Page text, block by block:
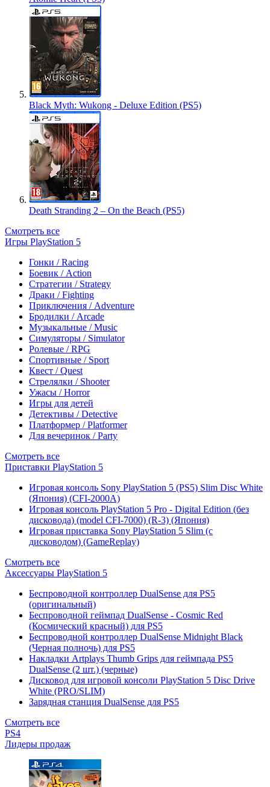
Black Myth: Wukong - Deluxe Edition (PS5)
Death Stranding 2 – On the Beach (PS5)
Смотреть все
Игры PlayStation 5
Гонки / Racing
Боевик / Action
Стратегии / Strategy
Драки / Fighting
Приключения / Adventure
Бродилки / Arcade
Музыкальные / Music
Симуляторы / Simulator
Ролевые / RPG
Спортивные / Sport
Квест / Quest
Стрелялки / Shooter
Ужасы / Horror
Игры для детей
Детективы / Detective
Платформер / Platformer
Для вечеринок / Party
Смотреть все
Приставки PlayStation 5
Игровая консоль Sony PlayStation 5 (PS5) Slim Disc White
(Япония) (CFI-2000A)
Игровая консоль PlayStation 5 Pro - Digital Edition (без
дисковода) (model CFI-7000) (R-3) (Япония)
Игровая приставка Sony PlayStation 5 Slim (с
дисководом) (GameReplay)
Смотреть все
Аксессуары PlayStation 5
Беспроводной контроллер DualSense для PS5
(оригинальный)
Беспроводной геймпад DualSense - Cosmic Red
(Космический красный) для PS5
Беспроводной контроллер DualSense Midnight Black
(Черная полночь) для PS5
Накладки Artplays Thumb Grips для геймпада PS5
DualSense (2 шт.) (черные)
Дисковод для игровой консоли PlayStation 5 Disc Drive
White (PRO/SLIM)
Зарядная станция DualSense для PS5
Смотреть все
PS4
Лидеры продаж